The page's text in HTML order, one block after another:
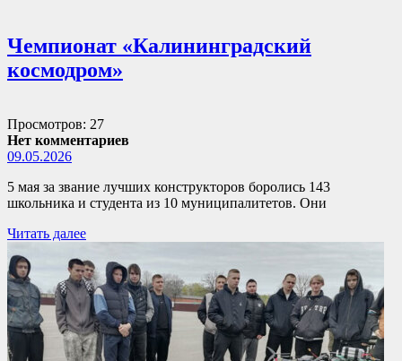
Чемпионат «Калининградский
космодром»
Просмотров: 27
Нет комментариев
09.05.2026
5 мая за звание лучших конструкторов боролись 143
школьника и студента из 10 муниципалитетов. Они
Читать далее